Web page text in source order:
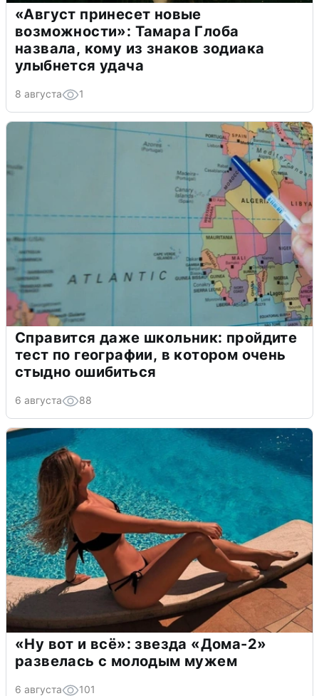
«Август принесет новые
возможности»: Тамара Глоба
назвала, кому из знаков зодиака
улыбнется удача
8 августа 1
Справится даже школьник: пройдите
тест по географии, в котором очень
стыдно ошибиться
6 августа 88
«Ну вот и всё»: звезда «Дома-2»
развелась с молодым мужем
6 августа 101